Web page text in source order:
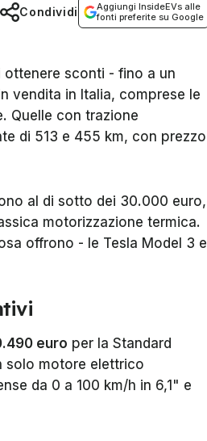
Aggiungi InsideEVs alle
fonti preferite su Google
Condividi
ottenere sconti - fino a un
vendita in Italia, comprese le
Quelle con trazione
di 513 e 455 km, con prezzo
al di sotto dei 30.000 euro,
motorizzazione termica.
offrono - le Tesla Model 3 e
euro per la Standard
solo motore elettrico
da 0 a 100 km/h in 6,1" e